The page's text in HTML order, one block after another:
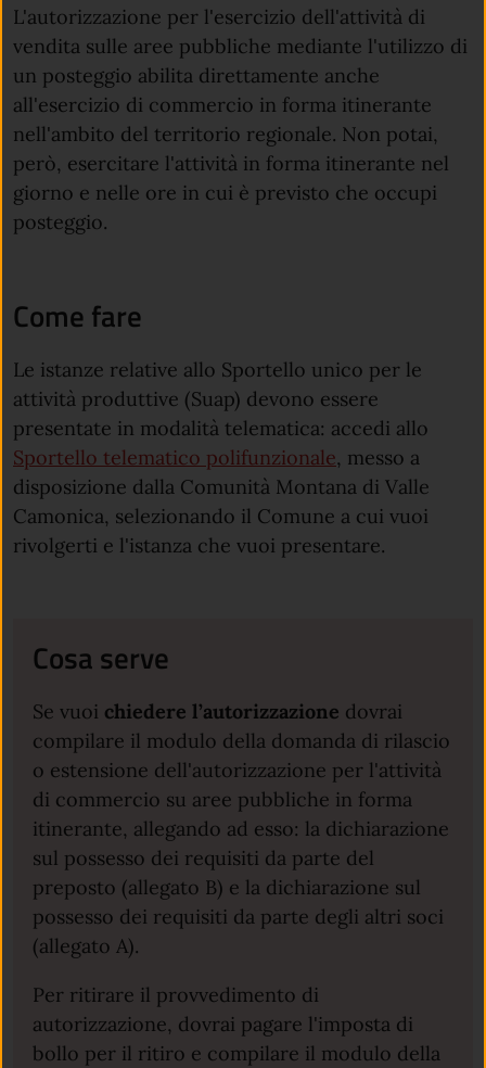
L'autorizzazione per l'esercizio dell'attività di
vendita sulle aree pubbliche mediante l'utilizzo di
un posteggio abilita direttamente anche
all'esercizio di commercio in forma itinerante
nell'ambito del territorio regionale. Non potai,
però, esercitare l'attività in forma itinerante nel
giorno e nelle ore in cui è previsto che occupi
posteggio.
Come fare
Le istanze relative allo Sportello unico per le
attività produttive (Suap) devono essere
presentate in modalità telematica: accedi allo
Sportello telematico polifunzionale, messo a
disposizione dalla Comunità Montana di Valle
Camonica, selezionando il Comune a cui vuoi
rivolgerti e l'istanza che vuoi presentare.
Cosa serve
Se vuoi chiederel’autorizzazione dovrai
compilare il modulo della domanda di rilascio
o estensione dell'autorizzazione per l'attività
di commercio su aree pubbliche in forma
itinerante, allegando ad esso: la dichiarazione
sul possesso dei requisiti da parte del
preposto (allegato B) e la dichiarazione sul
possesso dei requisiti da parte degli altri soci
(allegato A).
Per ritirare il provvedimento di
autorizzazione, dovrai pagare l'imposta di
bollo per il ritiro e compilare il modulo della